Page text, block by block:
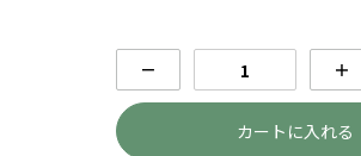
－ ＋
カートに入れる